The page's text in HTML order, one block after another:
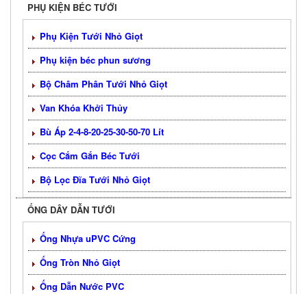
PHỤ KIỆN BÉC TƯỚI
Phụ Kiện Tưới Nhỏ Giọt
Phụ kiện béc phun sương
Bộ Châm Phân Tưới Nhỏ Giọt
Van Khóa Khởi Thủy
Bù Áp 2-4-8-20-25-30-50-70 Lít
Cọc Cắm Gắn Béc Tưới
Bộ Lọc Đĩa Tưới Nhỏ Giọt
ỐNG DÂY DẪN TƯỚI
Ống Nhựa uPVC Cứng
Ống Tròn Nhỏ Giọt
Ống Dẫn Nước PVC